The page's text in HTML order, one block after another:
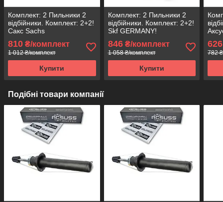
Комплект: 2 Пильники 2
відбійники. Комплект: 2+2!
Сакс Sachs
810 ₴/комплект
1 012 ₴/комплект
Купити
Комплект: 2 Пильники 2
відбійники. Комплект: 2+2!
Skf GERMANY!
846₴/комплект
1 058 ₴/комплект
Купити
626
782
Подібні товари компанії